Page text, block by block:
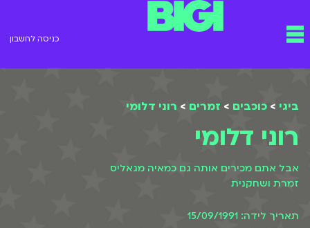
תפריט כניסה לחשבון
ביגי > כוכבים > זמרים > רוני דלומי
רוני דלומי
אבל אתם מכירים אותה גם כמאיה מגאליס
זמרת ושחקנית
תאריך לידה: 15/09/1991